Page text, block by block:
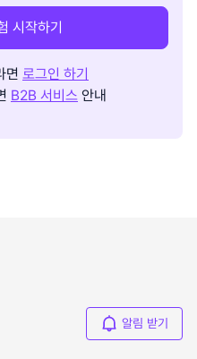
시작하기
면 로그인 하기
B2B 서비스 안내
알림 받기